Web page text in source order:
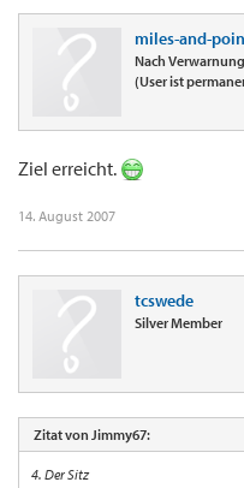
miles-and-
Nach
(User ist
Ziel erreicht.
14. August 2007
tcswede
Silver Member
Zitat von Jimmy67:
4. Der Sitz